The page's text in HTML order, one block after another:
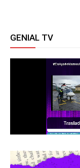
GENIAL TV